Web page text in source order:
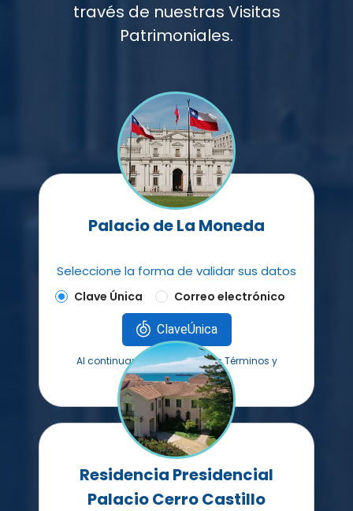
través de nuestras Visitas
Patrimoniales.
Palacio de La Moneda
Seleccione la forma de validar sus datos
Clave Única Correo electrónico
ClaveÚnica
Al continuar aceptas nuestros Términos y
Condiciones
Residencia Presidencial
Palacio Cerro Castillo